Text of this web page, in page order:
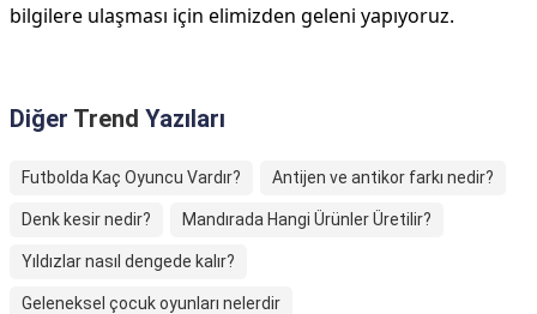
bilgilere ulaşması için elimizden geleni yapıyoruz.
Diğer Trend Yazıları
Futbolda Kaç Oyuncu Vardır? Antijen ve antikor farkı nedir?
Denk kesir nedir? Mandırada Hangi Ürünler Üretilir?
Yıldızlar nasıl dengede kalır?
Geleneksel çocuk oyunları nelerdir